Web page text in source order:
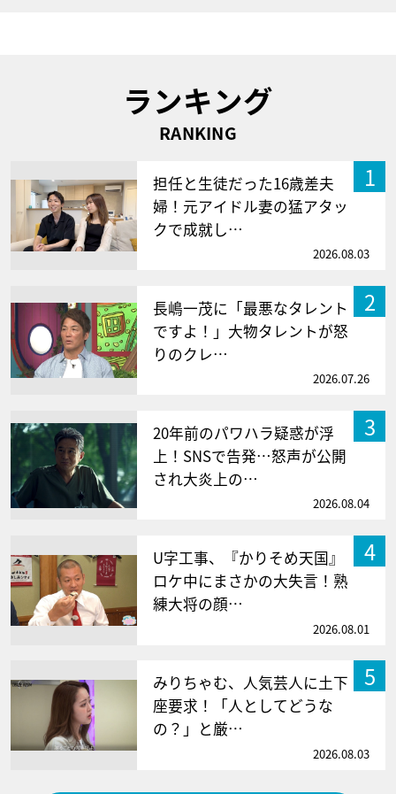
ランキング
RANKING
1
担任と生徒だった16歳差夫
婦！元アイドル妻の猛アタッ
クで成就し…
2026.08.03
2
長嶋一茂に「最悪なタレント
ですよ！」大物タレントが怒
りのクレ…
2026.07.26
3
20年前のパワハラ疑惑が浮
上！SNSで告発…怒声が公開
され大炎上の…
2026.08.04
4
U字工事、『かりそめ天国』
ロケ中にまさかの大失言！熟
練大将の顔…
2026.08.01
5
みりちゃむ、人気芸人に土下
座要求！「人としてどうな
の？」と厳…
2026.08.03